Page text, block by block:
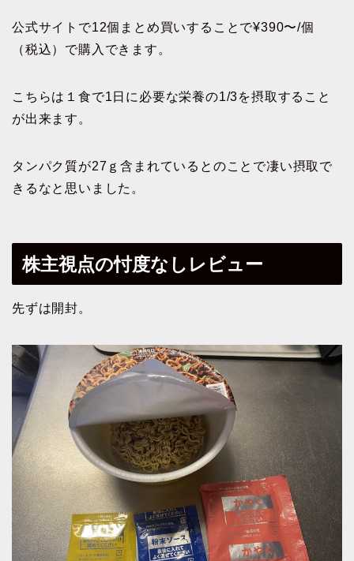
公式サイトで12個まとめ買いすることで¥390〜/個
（税込）で購入できます。
こちらは１食で1日に必要な栄養の1/3を摂取すること
が出来ます。
タンパク質が27ｇ含まれているとのことで凄い摂取で
きるなと思いました。
株主視点の忖度なしレビュー
先ずは開封。